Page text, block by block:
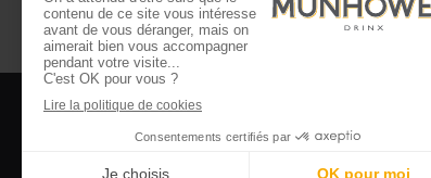
CGV CGU Club Drinx
©2026 Munhowen Drinx / Tous droits réservés